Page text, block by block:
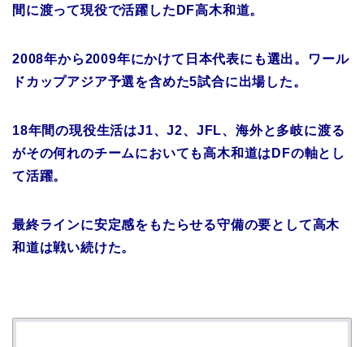
間に渡って現役で活躍したDF高木和道。
2008年から2009年にかけて日本代表にも選出。ワール
ドカップアジア予選を含めた5試合に出場した。
18年間の現役生活はJ1、J2、JFL、海外と多岐に渡る
がその何れのチームにおいても高木和道はDFの軸とし
て活躍。
最終ラインに安定感をもたらせる守備の要として高木
和道は戦い続けた。